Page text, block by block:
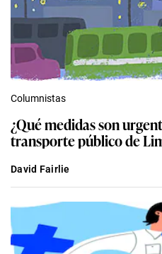
Columnistas
¿Qué medidas son
transporte público de
David Fairlie